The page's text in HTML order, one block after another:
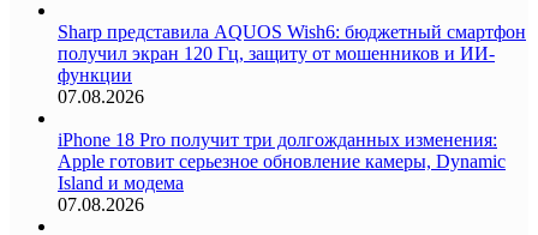
Sharp представила AQUOS Wish6: бюджетный смартфон
получил экран 120 Гц, защиту от мошенников и ИИ-
функции
07.08.2026
iPhone 18 Pro получит три долгожданных изменения:
Apple готовит серьезное обновление камеры, Dynamic
Island и модема
07.08.2026